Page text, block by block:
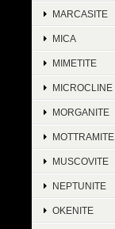
MARCASITE
MICA
MIMETITE
MICROCLINE
MORGANITE
MOTTRAMITE
MUSCOVITE
NEPTUNITE
OKENITE